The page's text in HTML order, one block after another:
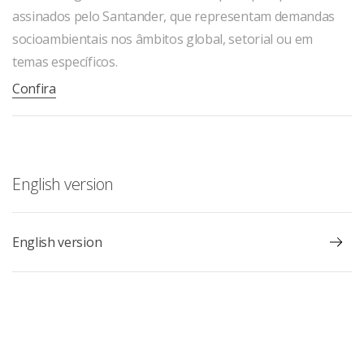
assinados pelo Santander, que representam demandas
socioambientais nos âmbitos global, setorial ou em
temas específicos.
Confira
English version
English version